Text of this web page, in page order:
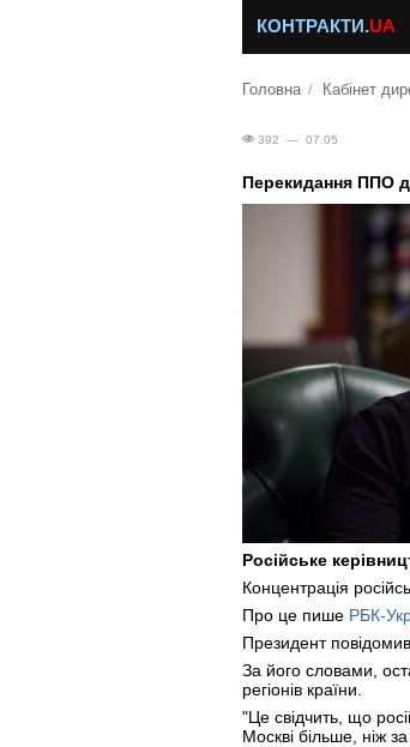
КОНТРАКТИ.UA
Головна Кабінет
392 — 07.05
Перекидання ППО
Російське
Концентрація
Про це пише РБК-
Президент
За його словами,
регіонів країни.
"Це свідчить, що
Москві більше, ніж